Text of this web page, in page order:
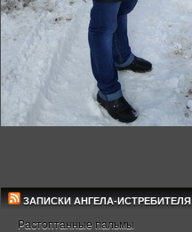
ЗАПИСКИ АНГЕЛА-ИСТРЕБИТЕЛЯ
Растоптанные пальмы